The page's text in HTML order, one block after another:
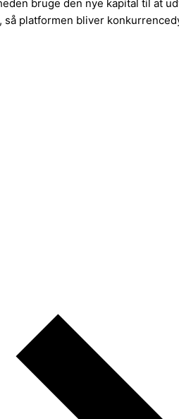
bruge den nye kapital til at
platformen bliver